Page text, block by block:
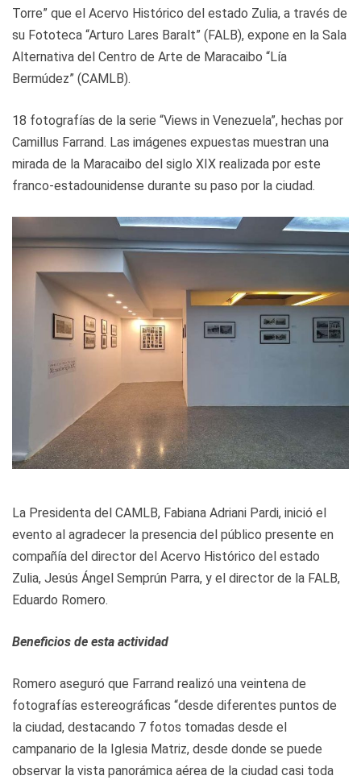
Torre” que el Acervo Histórico del estado Zulia, a través de
su Fototeca “Arturo Lares Baralt” (FALB), expone en la Sala
Alternativa del Centro de Arte de Maracaibo “Lía
Bermúdez” (CAMLB).
18 fotografías de la serie “Views in Venezuela”, hechas por
Camillus Farrand. Las imágenes expuestas muestran una
mirada de la Maracaibo del siglo XIX realizada por este
franco-estadounidense durante su paso por la ciudad.
La Presidenta del CAMLB, Fabiana Adriani Pardi, inició el
evento al agradecer la presencia del público presente en
compañía del director del Acervo Histórico del estado
Zulia, Jesús Ángel Semprún Parra, y el director de la FALB,
Eduardo Romero.
Beneficios de esta actividad
Romero aseguró que Farrand realizó una veintena de
fotografías estereográficas “desde diferentes puntos de
la ciudad, destacando 7 fotos tomadas desde el
campanario de la Iglesia Matriz, desde donde se puede
observar la vista panorámica aérea de la ciudad casi toda